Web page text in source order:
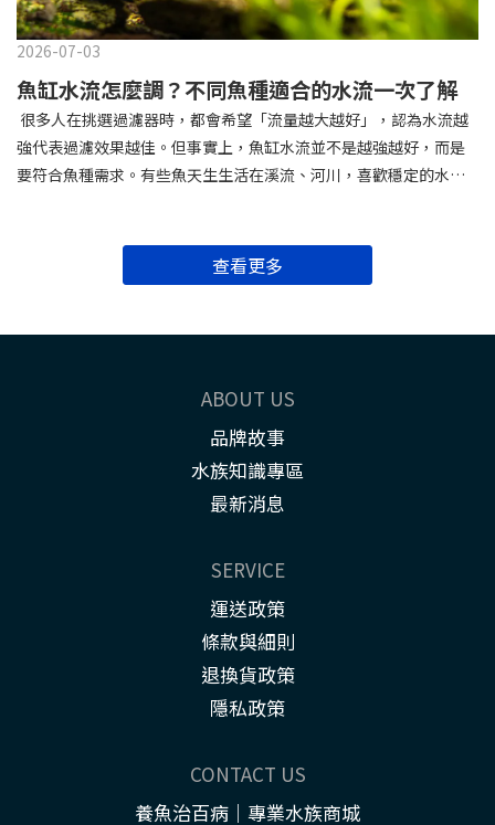
2026-07-03
魚缸水流怎麼調？不同魚種適合的水流一次了解
很多人在挑選過濾器時，都會希望「流量越大越好」，認為水流越
強代表過濾效果越佳。但事實上，魚缸水流並不是越強越好，而是
要符合魚種需求。有些魚天生生活在溪流、河川，喜歡穩定的水
康。但如果你已經買了水流較強的過濾器該怎麼辦？本文就帶你了
解如何判斷魚缸水流是否過強，以及有哪些簡單的方法可以改
讓魚累，長期下來還可能影響它們吃飯、休息，甚至壓力大到容易
尾鰭看起來破損，就很有可能是水流問題。尤其是小魚、幼魚或長
鰭品種，更容易受不了。不少人看到魚一直被水流推著跑，就以為
應該把水流降到最低。但其實適度的水流，對魚缸是非常重要的。
幫助水中溶氧提升水流能帶動水面產生波動，增加水與空氣接觸面
積，使氧氣更容易溶入水中，提供魚類及硝化菌所需的氧氣。提升
魚缸各個角落，也能降低水質惡化的速度。維持水溫均勻加溫器附
更加平均，減少溫差。模擬自然環境許多魚類原本就生活在有水流
的環境中，適度的流動能刺激牠們展現較自然的游泳與覓食行
為。 並不是所有魚都喜歡強水流很多玩家容易忽略的一件事，就是
不同魚種對水流的接受度差異很大。較喜歡水流的魚種例如：斑馬
的魚種例如：鬥魚神仙魚七彩魚孔雀魚幼魚部分短鯛尤其像鬥魚、
神仙魚等具有長鰭的魚種，如果水流過強，會消耗更多體力維持平
查看更多
ABOUT US
品牌故事
水族知識專區
最新消息
SERVICE
運送政策
條款與細則
退換貨政策
隱私政策
CONTACT US
養魚治百病｜專業水族商城